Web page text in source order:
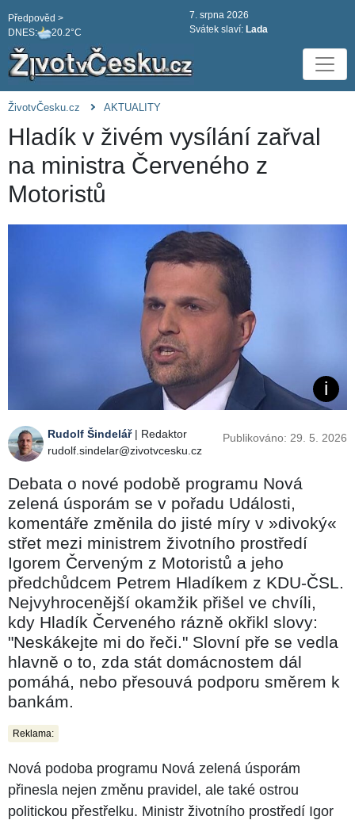
DNES: 20.2°C
Předpověd >
7. srpna 2026
Svátek slaví: Lada
ŽivotvČesku.cz AKTUALITY
Hladík v živém vysílání zařval
na ministra Červeného z
Motoristů
Rudolf Šindelář| Redaktor
rudolf.sindelar@zivotvcesku.cz
Publikováno: 29. 5. 2026
Debata o nové podobě programu Nová
zelená úsporám se v pořadu Události,
komentáře změnila do jisté míry v »divoký«
střet mezi ministrem životního prostředí
Igorem Červeným z Motoristů a jeho
předchůdcem Petrem Hladíkem z KDU-ČSL.
Nejvyhrocenější okamžik přišel ve chvíli,
kdy Hladík Červeného rázně okřikl slovy:
"Neskákejte mi do řeči." Slovní pře se vedla
hlavně o to, zda stát domácnostem dál
pomáhá, nebo přesouvá podporu směrem k
bankám.
Reklama:
Nová podoba programu Nová zelená úsporám
přinesla nejen změnu pravidel, ale také ostrou
politickou přestřelku. Ministr životního prostředí Igor